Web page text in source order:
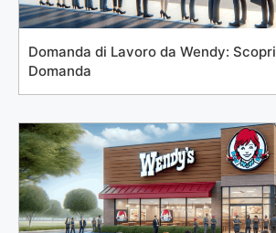
Domanda di Lavoro da Wendy:
Domanda